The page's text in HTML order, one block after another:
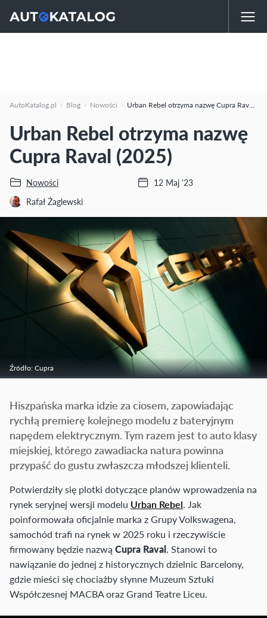
AutoKatalog.pl Blog Nowości Urban Rebel otrzyma nazwę Cupra Raval (2025)
Urban Rebel otrzyma nazwę
Cupra Raval (2025)
Nowości
Rafał Żaglewski
12 Maj '23
Źródło: Cupra
Hiszpańska marka idzie za ciosem, zapowiadając
rychłą premierę kolejnego modelu z bateryjnym
napędem elektrycznym. Tym razem jest to auto klasy
miejskiej, którego zawadiacka natura powinna
przypaść do gustu zwłaszcza młodszej klienteli.
Potwierdziły się plotki dotyczące planów wprowadzenia na
rynek seryjnej wersji modelu Urban Rebel. Jak
poinformowała oficjalnie marka z Grupy Volkswagena,
samochód trafi na rynek w 2025 roku i rzeczywiście
firmowany będzie nazwą Cupra Raval. Stanowi to
nawiązanie do jednej z historycznych dzielnic Barcelony,
gdzie mieści się chociażby słynne Muzeum Sztuki
Współczesnej MACBA oraz Grand Teatre Liceu.